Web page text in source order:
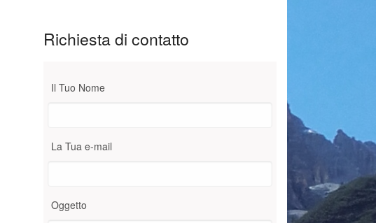
Richiesta di contatto
Il Tuo Nome
La Tua e-mail
Oggetto